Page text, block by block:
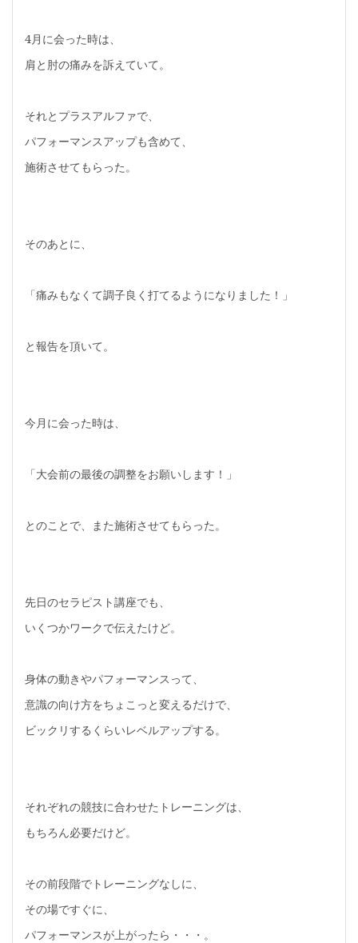
4月に会った時は、
肩と肘の痛みを訴えていて。
それとプラスアルファで、
パフォーマンスアップも含めて、
施術させてもらった。
そのあとに、
「痛みもなくて調子良く打てるようになりました！」
と報告を頂いて。
今月に会った時は、
「大会前の最後の調整をお願いします！」
とのことで、また施術させてもらった。
先日のセラピスト講座でも、
いくつかワークで伝えたけど。
身体の動きやパフォーマンスって、
意識の向け方をちょこっと変えるだけで、
ビックリするくらいレベルアップする。
それぞれの競技に合わせたトレーニングは、
もちろん必要だけど。
その前段階でトレーニングなしに、
その場ですぐに、
パフォーマンスが上がったら・・・。